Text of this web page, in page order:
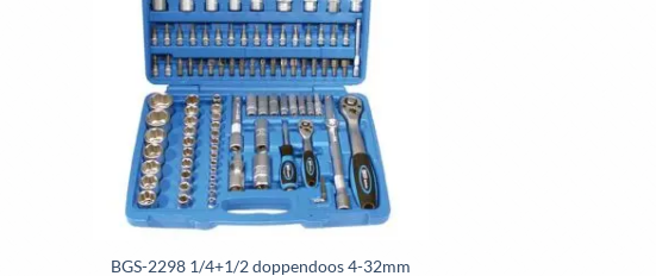
gekozen
worden
op
de
productpagina
BGS-2298 1/4+1/2 doppendoos 4-32mm